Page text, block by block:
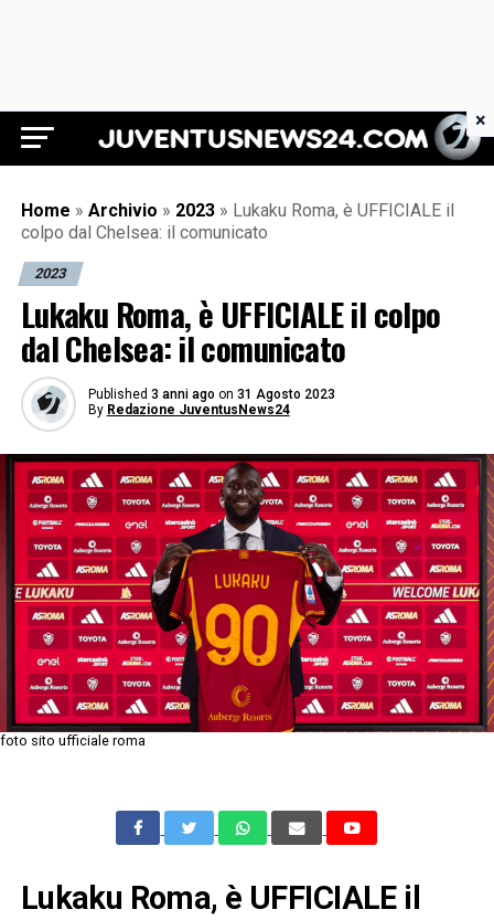
Juventus News 24
Home » Archivio » 2023 » Lukaku Roma, è UFFICIALE il
colpo dal Chelsea: il comunicato
2023
Lukaku Roma, è UFFICIALE il colpo
dal Chelsea: il comunicato
Published 3 anni ago on 31 Agosto 2023
By Redazione JuventusNews24
foto sito ufficiale roma
Lukaku Roma, è UFFICIALE il
×